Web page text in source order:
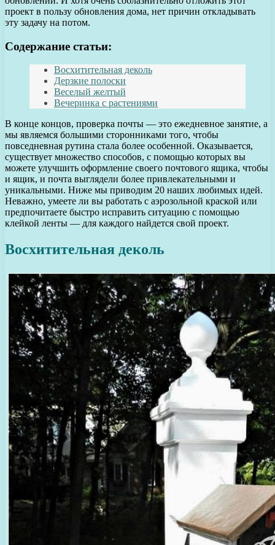
проект в пользу обновления дома, нет причин откладывать
эту задачу на потом.
Содержание статьи:
Восхитительная деколь
Дерзкие полоски
Веселый желтый
Вечеринка с растениями
В конце концов, проверка почты — это ежедневное занятие, а
мы являемся большими сторонниками того, чтобы
повседневная рутина стала более особенной. Оказывается,
существует множество способов, с помощью которых вы
можете улучшить оформление своего почтового ящика, чтобы
и ящик, и почта выглядели более привлекательными и
уникальными. Ниже мы приводим 20 наших любимых идей.
Неважно, умеете ли вы работать с аэрозольной краской или
предпочитаете быстро исправить ситуацию с помощью
клейкой ленты — для каждого найдется свой проект.
Восхитительная деколь